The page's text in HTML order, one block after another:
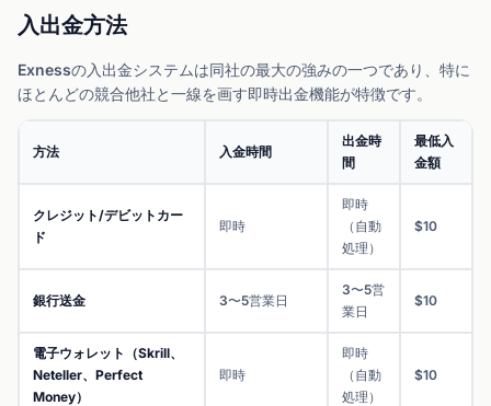
入出金方法
Exnessの入出金システムは同社の最大の強みの一つであり、特に
ほとんどの競合他社と一線を画す即時出金機能が特徴です。
方法 入金時間
出金時
間
最低入
金額
クレジット/デビットカー
ド
即時
即時
（自動
処理）
$10
銀行送金 3〜5営業日
3〜5営
業日
$10
電子ウォレット（Skrill、
Neteller、Perfect
Money）
即時
即時
（自動
処理）
$10